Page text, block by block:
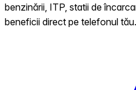
benzinării, ITP, statii de
beneficii direct pe telefonul tău.